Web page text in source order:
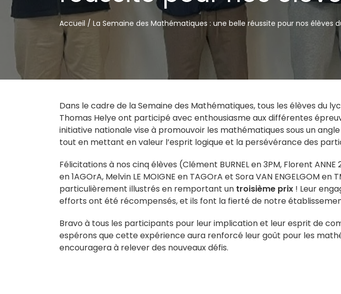
Accueil / La Semaine des Mathématiques : une belle réussite pour nos élèves
Dans le cadre de la Semaine des Mathématiques, tous les élèves du
Thomas Helye ont participé avec enthousiasme aux différentes
initiative nationale vise à promouvoir les mathématiques sous un
tout en mettant en valeur l’esprit logique et la persévérance des
Félicitations à nos cinq élèves (Clément BURNEL en 3PM, Florent ANNE
en 1AGOrA, Melvin LE MOIGNE en TAGOrA et Sora VAN ENGELGOM en
particulièrement illustrés en remportant un troisième prix ! Leur
efforts ont été récompensés, et ils font la fierté de notre
Bravo à tous les participants pour leur implication et leur esprit de
espérons que cette expérience aura renforcé leur goût pour les
encouragera à relever des nouveaux défis.